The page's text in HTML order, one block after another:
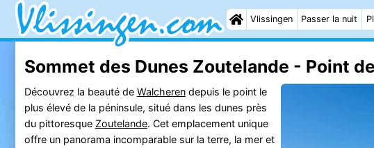
Vlissingen Passer la nuit
Sommet des Dunes Zoutelande - Point
Découvrez la beauté de Walcherendepuis le point le
plus élevé de la péninsule, situé dans les dunes près
du pittoresque Zoutelande. Cet emplacement unique
offre un panorama incomparable sur la terre, la mer et